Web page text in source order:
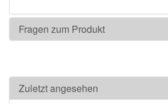
Fragen zum Produkt
Zuletzt angesehen